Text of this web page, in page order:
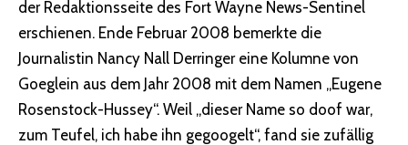
der Redaktionsseite des Fort Wayne News-Sentinel
erschienen. Ende Februar 2008 bemerkte die
Journalistin Nancy Nall Derringer eine Kolumne von
Goeglein aus dem Jahr 2008 mit dem Namen „Eugene
Rosenstock-Hussey“. Weil „dieser Name so doof war,
zum Teufel, ich habe ihn gegoogelt“, fand sie zufällig